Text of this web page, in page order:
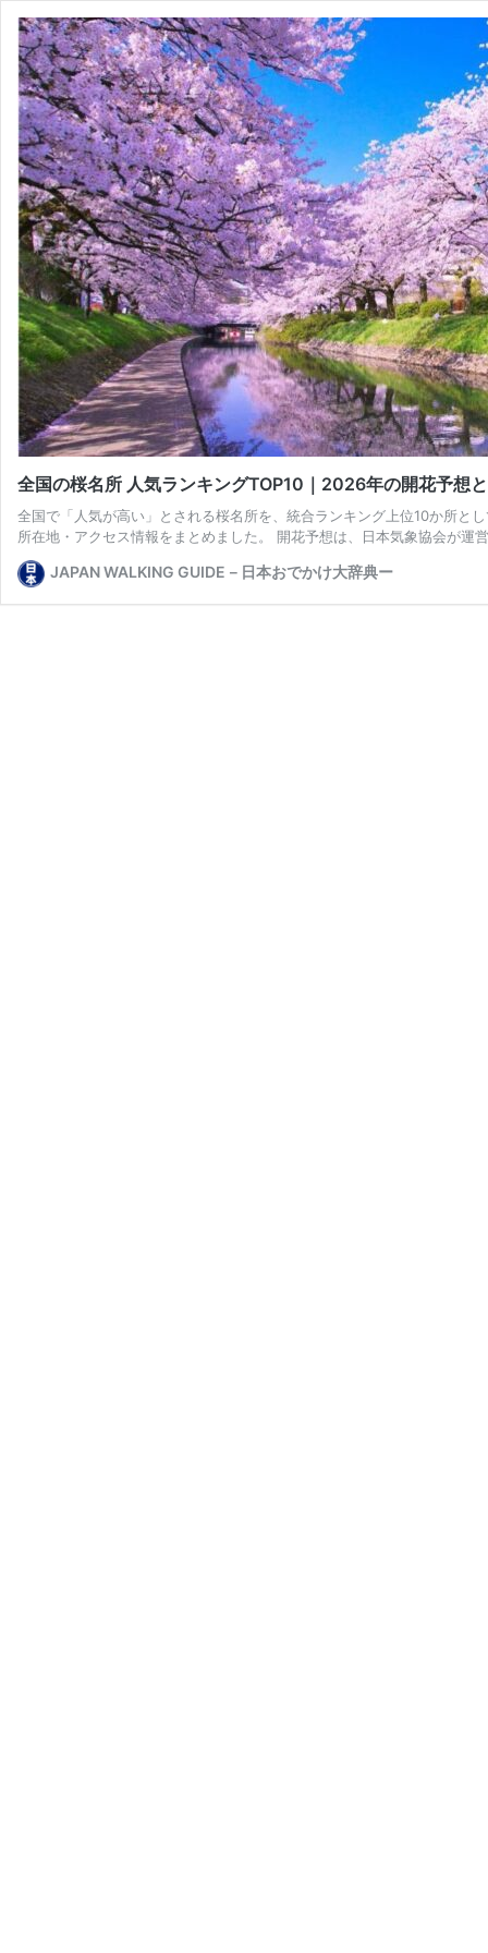
全国の桜名所 人気ランキングTOP10｜2026年の開花予想
全国で「人気が高い」とされる桜名所を、統合ランキング上位10か所
所在地・アクセス情報をまとめました。 開花予想は、日本気象協会が
JAPAN WALKING GUIDE－日本おでかけ大辞典ー